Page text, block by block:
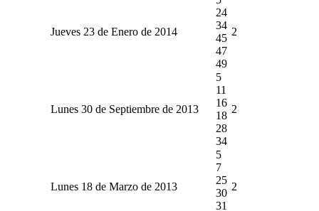
Jueves 23 de Enero de 2014
24
34
45
47
49
2
Lunes 30 de Septiembre de 2013
5
11
16
18
28
34
2
Lunes 18 de Marzo de 2013
5
7
25
30
31
2